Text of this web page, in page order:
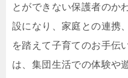
とができない保護者のか
設になり、家庭との連携
を踏えて子育てのお手伝
は、集団生活での体験や